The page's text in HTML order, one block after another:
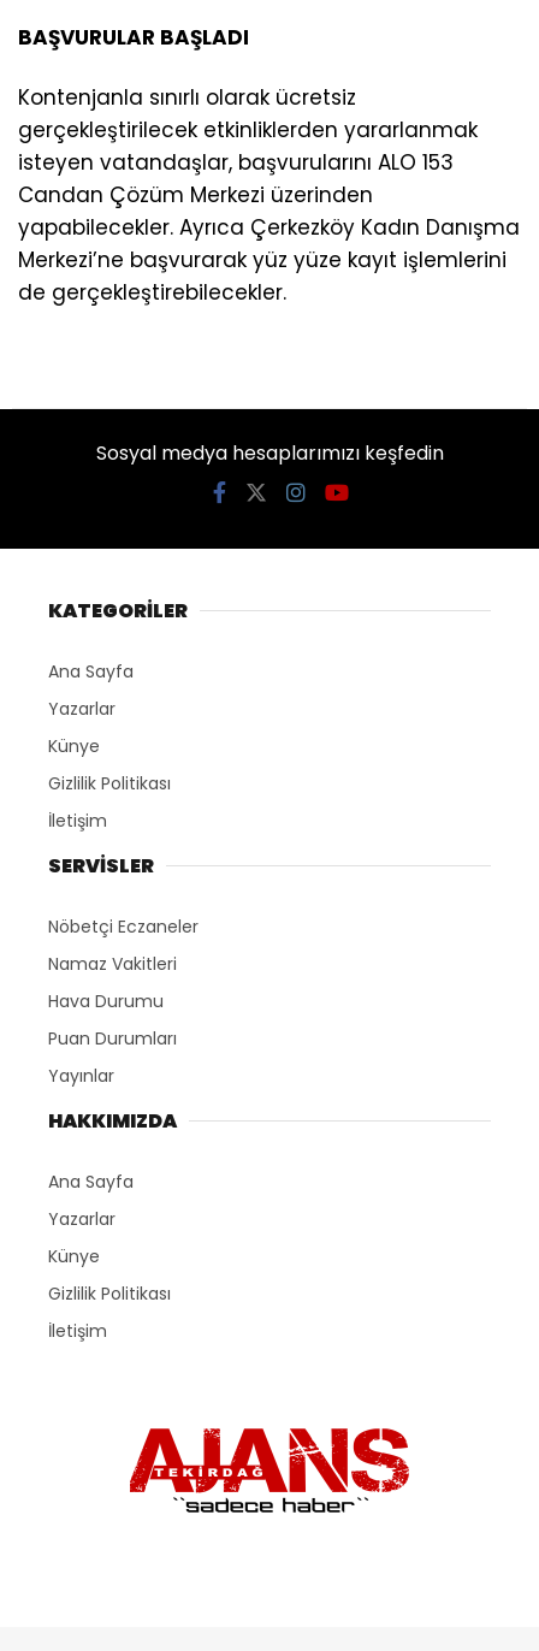
BAŞVURULAR BAŞLADI
Kontenjanla sınırlı olarak ücretsiz
gerçekleştirilecek etkinliklerden yararlanmak
isteyen vatandaşlar, başvurularını ALO 153
Candan Çözüm Merkezi üzerinden
yapabilecekler. Ayrıca Çerkezköy Kadın Danışma
Merkezi’ne başvurarak yüz yüze kayıt işlemlerini
de gerçekleştirebilecekler.
Sosyal medya hesaplarımızı keşfedin
KATEGORİLER
Ana Sayfa
Yazarlar
Künye
Gizlilik Politikası
İletişim
SERVİSLER
Nöbetçi Eczaneler
Namaz Vakitleri
Hava Durumu
Puan Durumları
Yayınlar
HAKKIMIZDA
Ana Sayfa
Yazarlar
Künye
Gizlilik Politikası
İletişim